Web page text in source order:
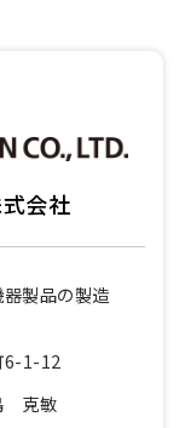
会社
製品の製造
6-1-12
克敏